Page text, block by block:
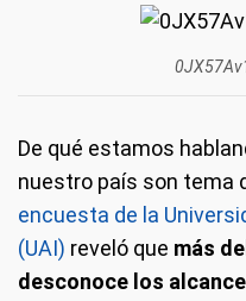
De qué estamos
nuestro país son tema
encuesta de la
(UAI) reveló que más
desconoce los